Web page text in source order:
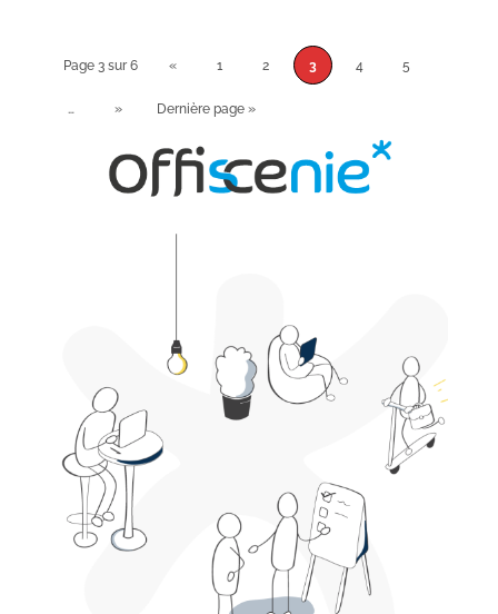
Page 3 sur 6 « 1 2 3 4 5
… » Dernière page »